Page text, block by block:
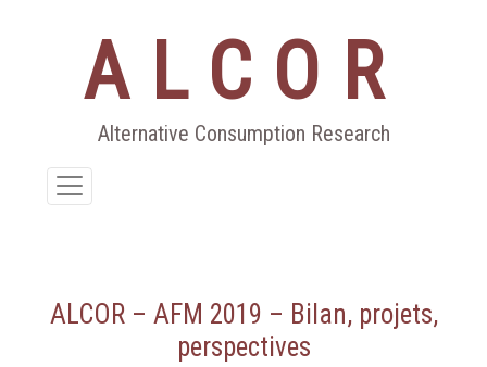
contenuALCOR
Alternative Consumption Research
ALCOR – AFM 2019 – Bilan, projets,
perspectives